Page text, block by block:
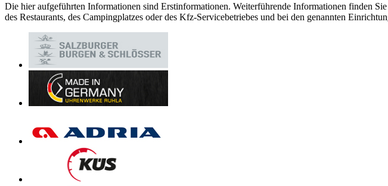
Die hier aufgeführten Informationen sind Erstinformationen. Weiterführende Informationen finden
des Restaurants, des Campingplatzes oder des Kfz-Servicebetriebes und bei den genannten